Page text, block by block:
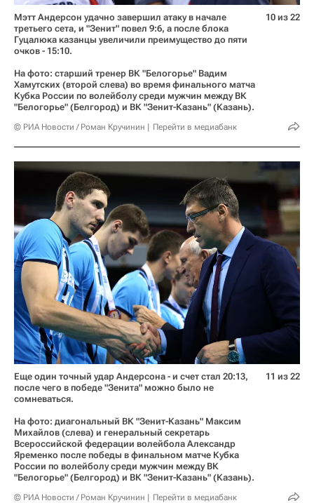
Мэтт Андерсон удачно завершил атаку в начале
третьего сета, и "Зенит" повел 9:6, а после блока
Гуцалюка казанцы увеличили преимущество до пяти
очков - 15:10.
На фото: старший тренер ВК "Белогорье" Вадим
Хамутских (второй слева) во время финального матча
Кубка России по волейболу среди мужчин между ВК
"Белогорье" (Белгород) и ВК "Зенит-Казань" (Казань).
© РИА Новости / Роман Кручинин Перейти в медиабанк
10 из 22
Еще один точный удар Андерсона - и счет стал 20:13,
после чего в победе "Зенита" можно было не
сомневаться.
На фото: диагональный ВК "Зенит-Казань" Максим
Михайлов (слева) и генеральный секретарь
Всероссийской федерации волейбола Александр
Яременко после победы в финальном матче Кубка
России по волейболу среди мужчин между ВК
"Белогорье" (Белгород) и ВК "Зенит-Казань" (Казань).
© РИА Новости / Роман Кручинин Перейти в медиабанк
11 из 22